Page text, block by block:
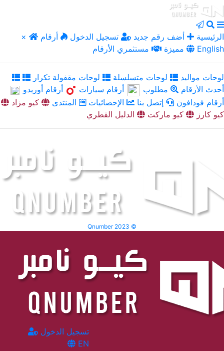
× الرئيسية أضف رقم جديد تسجيل الدخول
أرقام
مميزة
مستثمري الأرقام English
لوحات مواليد لوحات متسلسلة
لوحات مقفولة تكرار
أحدث الأرقام
مطلوب أرقام سيارات
أرقام أوريدو
أرقام فودافون
إتصل بنا الإحصائيات المنتدى
كيو مزاد
كيو كارز
كيو ماركت الدليل القطري
Qnumber 2023 ©
تسجيل الدخول
EN